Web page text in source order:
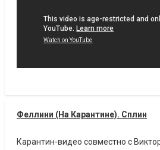
Феллини (На Карантине). Сплин
Карантин-видео совместно с